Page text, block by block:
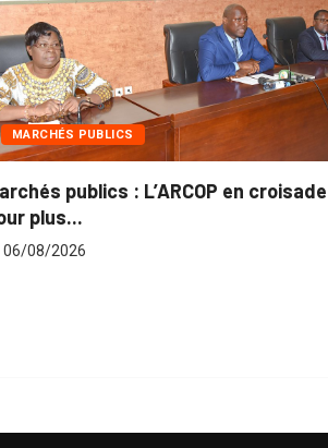
MARCHÉS PUBLICS
publics : L’ARCOP en croisade
plus...
06/08/2026